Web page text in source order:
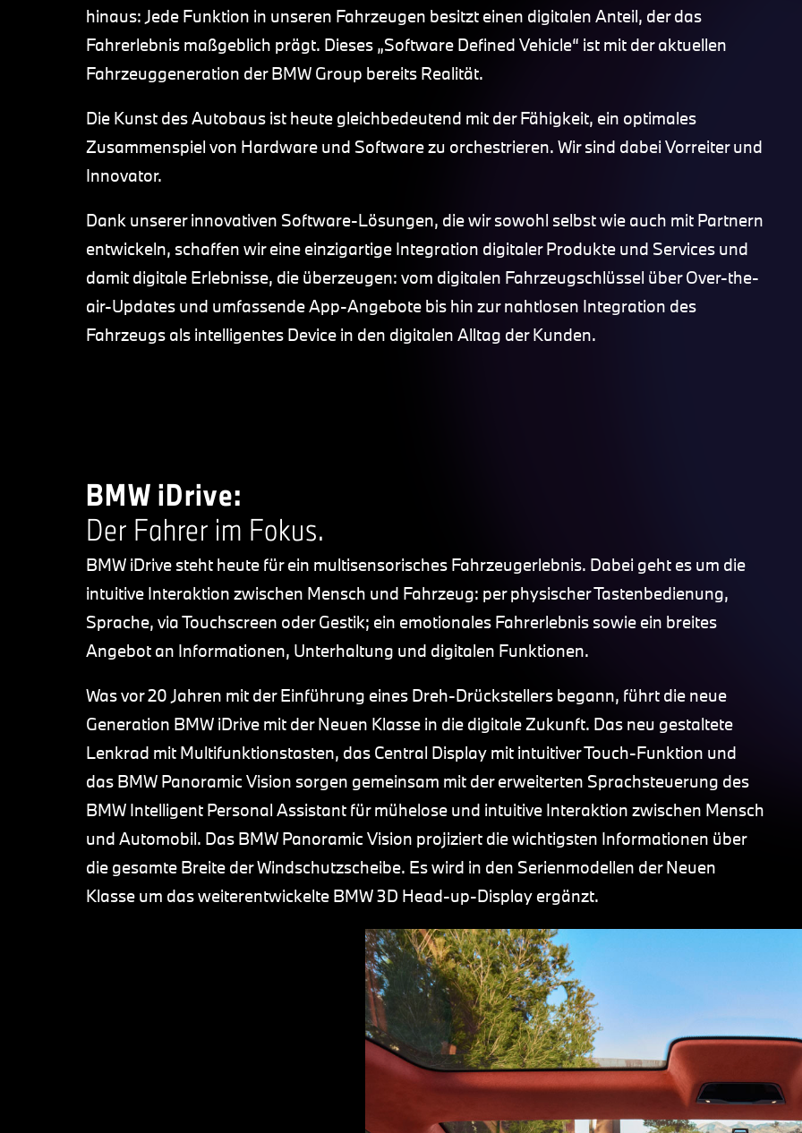
hinaus: Jede Funktion in unseren Fahrzeugen besitzt einen digitalen Anteil, der das
Fahrerlebnis maßgeblich prägt. Dieses „Software Defined Vehicle“ ist mit der aktuellen
Fahrzeuggeneration der BMW Group bereits Realität.
Die Kunst des Autobaus ist heute gleichbedeutend mit der Fähigkeit, ein optimales
Zusammenspiel von Hardware und Software zu orchestrieren. Wir sind dabei Vorreiter und
Innovator.
Dank unserer innovativen Software-Lösungen, die wir sowohl selbst wie auch mit Partnern
entwickeln, schaffen wir eine einzigartige Integration digitaler Produkte und Services und
damit digitale Erlebnisse, die überzeugen: vom digitalen Fahrzeugschlüssel über Over-the-
air-Updates und umfassende App-Angebote bis hin zur nahtlosen Integration des
Fahrzeugs als intelligentes Device in den digitalen Alltag der Kunden.
BMW iDrive:
Der Fahrer im Fokus.
BMW iDrive steht heute für ein multisensorisches Fahrzeugerlebnis. Dabei geht es um die
intuitive Interaktion zwischen Mensch und Fahrzeug: per physischer Tastenbedienung,
Sprache, via Touchscreen oder Gestik; ein emotionales Fahrerlebnis sowie ein breites
Angebot an Informationen, Unterhaltung und digitalen Funktionen.
Was vor 20 Jahren mit der Einführung eines Dreh-Drückstellers begann, führt die neue
Generation BMW iDrive mit der Neuen Klasse in die digitale Zukunft. Das neu gestaltete
Lenkrad mit Multifunktionstasten, das Central Display mit intuitiver Touch-Funktion und
das BMW Panoramic Vision sorgen gemeinsam mit der erweiterten Sprachsteuerung des
BMW Intelligent Personal Assistant für mühelose und intuitive Interaktion zwischen Mensch
und Automobil. Das BMW Panoramic Vision projiziert die wichtigsten Informationen über
die gesamte Breite der Windschutzscheibe. Es wird in den Serienmodellen der Neuen
Klasse um das weiterentwickelte BMW 3D Head-up-Display ergänzt.